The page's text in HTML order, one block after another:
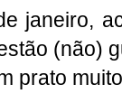
janeiro,
(não)
prato